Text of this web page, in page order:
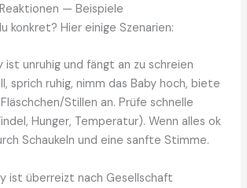
— Beispiele
konkret? Hier einige Szenarien:
ist unruhig und fängt an zu schreien
sprich ruhig, nimm das Baby hoch, biete
Stillen an. Prüfe schnelle
Hunger, Temperatur). Wenn alles ok
Schaukeln und eine sanfte Stimme.
ist überreizt nach Gesellschaft